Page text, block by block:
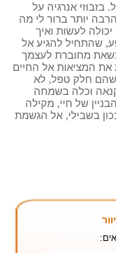
בזבוזי אנרגיה על
יותר ברור לי מה
לעשות ואיך
שהתחיל להגיע אל
כשאת מחוברת לעצמך
את המציאות אל החיים
שהם חלק טפל, לא
וכלה בשמחה
של חיי, מקילה
בשבילי, אל הגשמת